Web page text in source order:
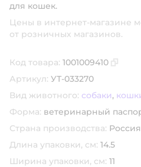
для кошек.
Цены в интернет-магазине
от розничных магазинов.
Код товара: 1001009410
Артикул: УТ-033270
Вид животного: собаки,
Форма: ветеринарный
Страна производства: Россия
Длина упаковки, см: 14.5
Ширина упаковки, см: 11